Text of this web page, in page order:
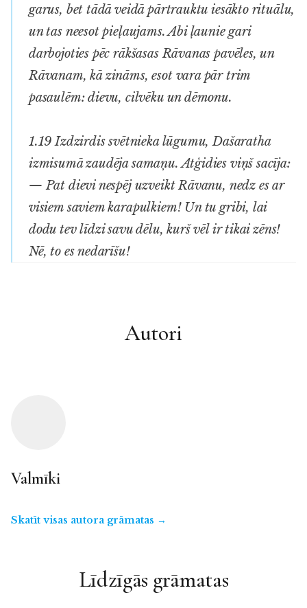
garus, bet tādā veidā pārtrauktu iesākto rituālu,
un tas neesot pieļaujams. Abi ļaunie gari
darbojoties pēc rākšasas Rāvanas pavēles, un
Rāvanam, kā zināms, esot vara pār trim
pasaulēm: dievu, cilvēku un dēmonu.
1.19 Izdzirdis svētnieka lūgumu, Dašaratha
izmisumā zaudēja samaņu. Atģidies viņš sacīja:
— Pat dievi nespēj uzveikt Rāvanu, nedz es ar
visiem saviem karapulkiem! Un tu gribi, lai
dodu tev līdzi savu dēlu, kurš vēl ir tikai zēns!
Nē, to es nedarīšu!
Autori
Valmīki
Skatīt visas autora grāmatas →
Līdzīgās grāmatas